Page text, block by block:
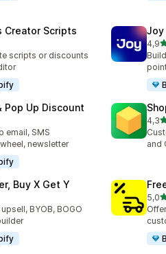
Creator Scripts
scripts or discounts
Joy
4,95
Pop Up Discount
email, SMS
newsletter
4,35
and
Buy X Get Y
BYOB, BOGO
5,05